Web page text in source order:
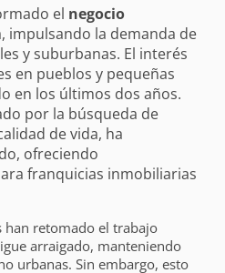
el negocio
impulsando la demanda de
y suburbanas. El interés
en pueblos y pequeñas
en los últimos dos años.
por la búsqueda de
de vida, ha
ofreciendo
franquicias inmobiliarias
han retomado el trabajo
arraigado, manteniendo
urbanas. Sin embargo, esto